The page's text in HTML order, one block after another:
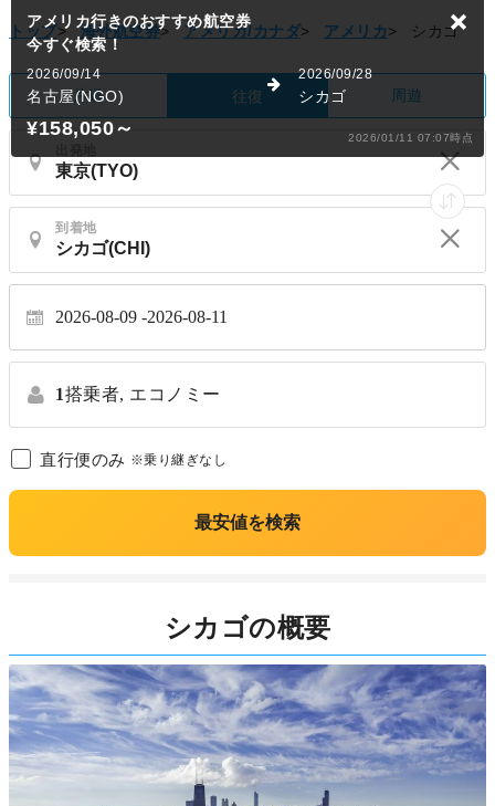
トップ> 海外航空券> アメリカ/カナダ> アメリカ> シカゴ
片道 往復 周遊
到着地
2026-08-09 2026-08-11
1搭乗者, エコノミー
直行便のみ ※乗り継ぎなし
最安値を検索
シカゴの概要